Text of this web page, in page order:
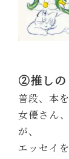
②推しの
普段、本
女優さん
が、
エッセイ